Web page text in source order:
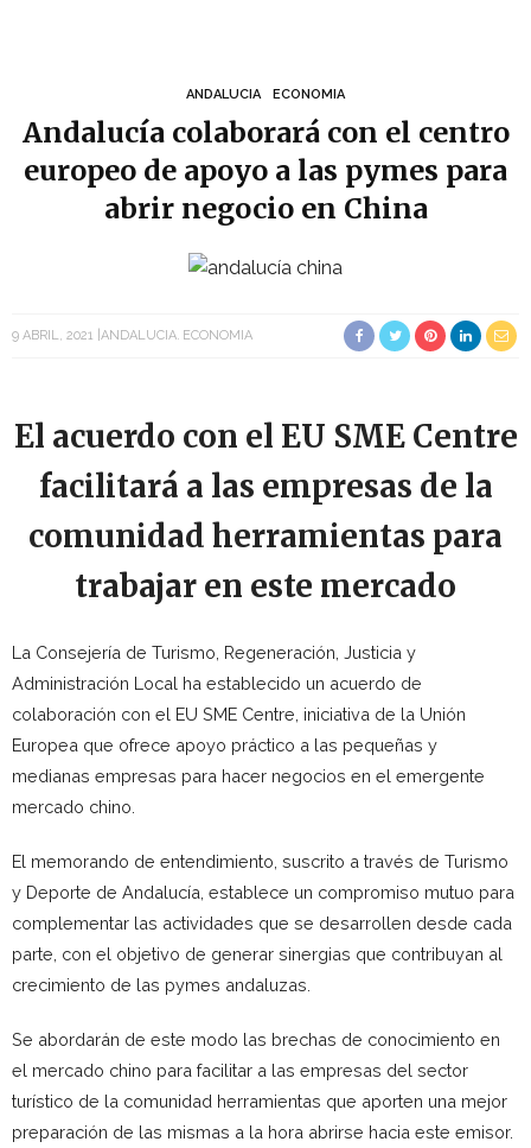
ANDALUCIA ECONOMIA
Andalucía colaborará con el centro
europeo de apoyo a las pymes para
abrir negocio en China
9 ABRIL, 2021 ANDALUCIA ECONOMIA
El acuerdo con el EU SME Centre
facilitará a las empresas de la
comunidad herramientas para
trabajar en este mercado
La Consejería de Turismo, Regeneración, Justicia y
Administración Local ha establecido un acuerdo de
colaboración con el EU SME Centre, iniciativa de la Unión
Europea que ofrece apoyo práctico a las pequeñas y
medianas empresas para hacer negocios en el emergente
mercado chino.
El memorando de entendimiento, suscrito a través de Turismo
y Deporte de Andalucía, establece un compromiso mutuo para
complementar las actividades que se desarrollen desde cada
parte, con el objetivo de generar sinergias que contribuyan al
crecimiento de las pymes andaluzas.
Se abordarán de este modo las brechas de conocimiento en
el mercado chino para facilitar a las empresas del sector
turístico de la comunidad herramientas que aporten una mejor
preparación de las mismas a la hora abrirse hacia este emisor.